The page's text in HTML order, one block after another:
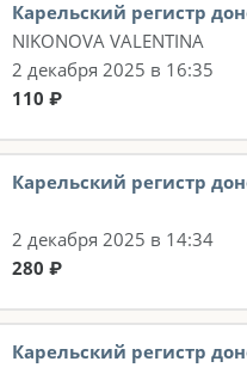
Карельский регистр
NIKONOVA VALENTINA
2 декабря 2025 в 16:35
110 ₽
Карельский регистр
2 декабря 2025 в 14:34
280 ₽
Карельский регистр